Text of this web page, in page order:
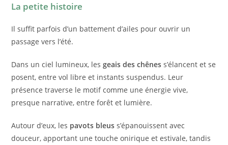
La petite histoire
Il suffit parfois d’un battement d’ailes pour ouvrir un
passage vers l’été.
Dans un ciel lumineux, lesgeais des chênes s’élancent et se
posent, entre vol libre et instants suspendus. Leur
présence traverse le motif comme une énergie vive,
presque narrative, entre forêt et lumière.
Autour d’eux, les pavots bleus s’épanouissent avec
douceur, apportant une touche onirique et estivale, tandis